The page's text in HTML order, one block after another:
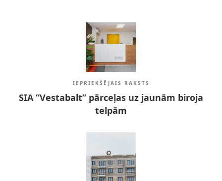
IEPRIEKŠĒJAIS RAKSTS
SIA “Vestabalt” pārceļas uz jaunām biroja
telpām